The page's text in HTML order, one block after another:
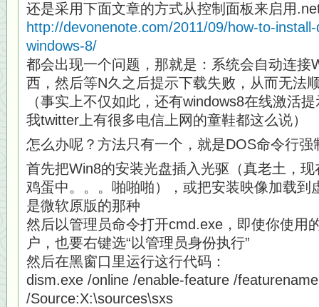
还是采用下面文章的方式从控制面板来启用
http://devonenote.com/2011/09/how-to-
windows-8/
都会出现一个问题，那就是：系统会自动连接
西，然后等N久之后提示下载失败，从而无法
（事实上不仅如此，还有windows8在线激活
我twitter上有很多电信上网的童鞋都这么说）
怎么办呢？方法只有一个，就是DOS命令行强
首先把Win8的安装光盘插入光驱（真老土，
鸡蛋中。。。啪啪啪），或把安装映像加载到
是微软原版的那种
然后以管理员命令打开cmd.exe，即使你使用
户，也要右键选“以管理员身份执行”
然后在黑窗口里运行这行代码：
dism.exe /online /enable-feature /
/Source:X:\sources\sxs